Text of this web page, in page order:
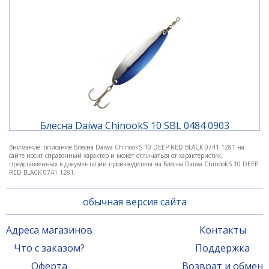
Блесна Daiwa ChinookS 10 SBL 0484 0903
600 ₽
Внимание: описание Блесна Daiwa ChinookS 10 DEEP RED BLACK 0741 1281 на
сайте носит справочный характер и может отличаться от характеристик,
представленных в документации производителя на Блесна Daiwa ChinookS 10 DEEP
RED BLACK 0741 1281.
обычная версия сайта
Адреса магазинов
Что с заказом?
Оферта
Контакты
Поддержка
Возврат и обмен